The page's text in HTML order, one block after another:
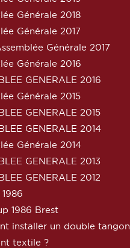
Générale 2018
Générale 2017
Générale 2017
Générale 2016
GENERALE 2016
Générale 2015
GENERALE 2015
GENERALE 2014
Générale 2014
GENERALE 2013
GENERALE 2012
1986 Brest
installer un double tangon
textile ?